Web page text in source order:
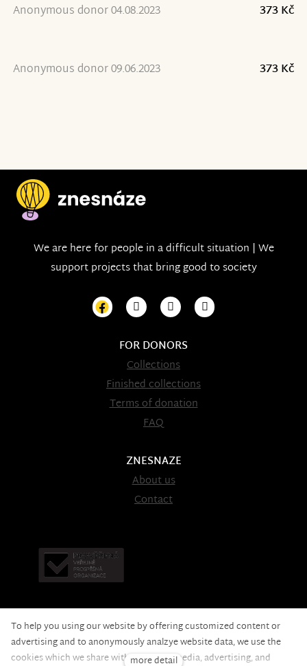
Anonymous donor 04.08.2023 373 Kč
Anonymous donor 09.06.2023 373 Kč
We are here for people in a difficult situation | We
support projects that bring good to society
FOR DONORS
Collections
Finished collections
Terms of donation
FAQ
ZNESNAZE
About us
Contact
To help you using our website by offering customized content or
advertising and to anonymously analzye website data, we use the
cookies which we share with our social media, advertising, and
more detail